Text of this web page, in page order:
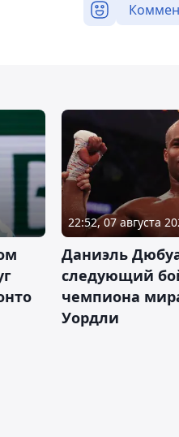
22:52, 07 августа
Даниэль
следующий
чемпиона
Уордли